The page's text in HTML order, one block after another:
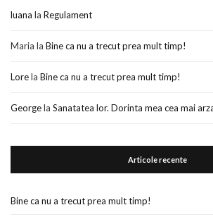
luana la Regulament
Maria la Bine ca nu a trecut prea mult timp!
Lorela Bine ca nu a trecut prea mult timp!
Georgela Sanatatea lor. Dorinta mea cea mai
Articole recente
Bine ca nu a trecut prea mult timp!